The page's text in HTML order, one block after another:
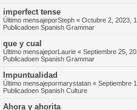
imperfect tense
Último mensajeporSteph « Octubre 2, 2023,
Publicadoen Spanish Grammar
que y cual
Último mensajeporLaurie « Septiembre 25,
Publicadoen Spanish Grammar
Impuntualidad
Último mensajepormarystatan « Septiembre
Publicadoen Spanish Culture
Ahora y ahorita